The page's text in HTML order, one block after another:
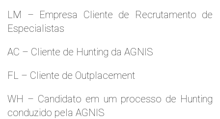
LM – Empresa Cliente de Recrutamento de
Especialistas
AC – Cliente de Hunting da AGNIS
FL – Cliente de Outplacement
WH – Candidato em um processo de Hunting
conduzido pela AGNIS